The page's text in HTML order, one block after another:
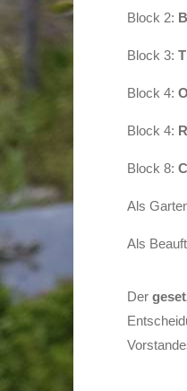
Block 2:
Block 3:
Block 4:
Block 4:
Block 8:
Als
Als
Der